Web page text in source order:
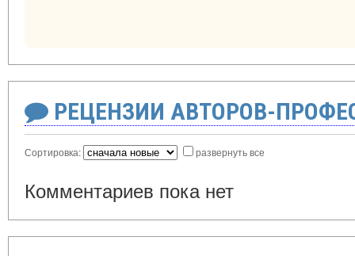
РЕЦЕНЗИИ АВТОРОВ-
Сортировка: развернуть все
Комментариев пока нет